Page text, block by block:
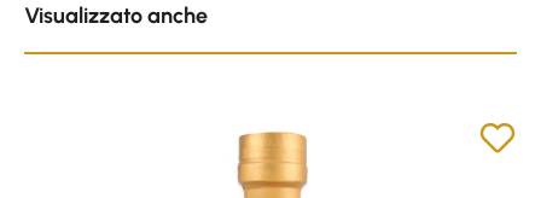
Visualizzato anche